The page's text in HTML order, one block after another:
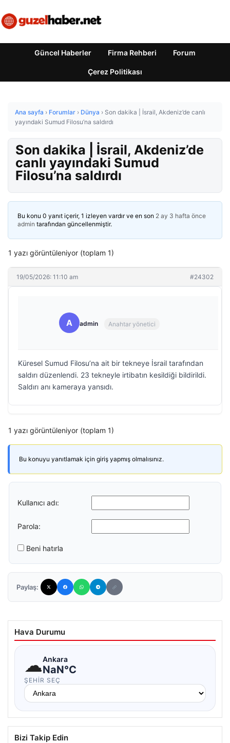
Güncel Haberler Firma Rehberi Forum
Çerez Politikası
Ana sayfa › Forumlar › Dünya › Son dakika | İsrail, Akdeniz’de canlı
yayındaki Sumud Filosu’na saldırdı
Son dakika | İsrail, Akdeniz’de
canlı yayındaki Sumud
Filosu’na saldırdı
Bu konu 0 yanıt içerir, 1 izleyen vardır ve en son 2 ay 3 hafta önce
admin tarafından güncellenmiştir.
1 yazı görüntüleniyor (toplam 1)
19/05/2026: 11:10 am #24302
A admin Anahtar yönetici
Küresel Sumud Filosu’na ait bir tekneye İsrail tarafından
saldırı düzenlendi. 23 tekneyle irtibatın kesildiği bildirildi.
Saldırı anı kameraya yansıdı.
1 yazı görüntüleniyor (toplam 1)
Bu konuyu yanıtlamak için giriş yapmış olmalısınız.
Kullanıcı adı:
Parola:
Beni hatırla
Paylaş:
Hava Durumu
☁Ankara
NaN°C
ŞEHIR SEÇ
Bizi Takip Edin